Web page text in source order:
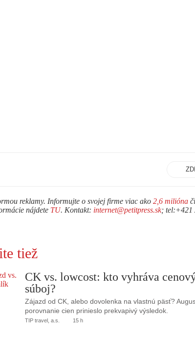
reklamy. Informujte o svojej firme viac ako 2,6 milióna
nájdete TU. Kontakt: internet@petitpress.sk; tel:+421
tiež
CK vs. lowcost: kto vyhráva
súboj?
Zájazd od CK, alebo dovolenka na vlastnú päsť?
porovnanie cien prinieslo prekvapivý výsledok.
TIP travel, a.s. 15 h